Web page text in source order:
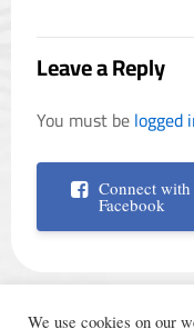
Leave a Reply
You must belogged
Connect with
Facebook
We use cookies on our